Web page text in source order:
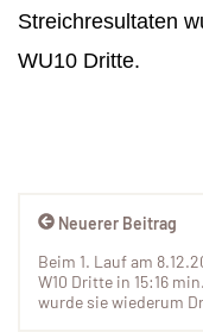
Streichresultaten
WU10 Dritte.
Neuerer Beitrag
Beim 1. Lauf am
W10 Dritte in 15:16
wurde sie wiederum